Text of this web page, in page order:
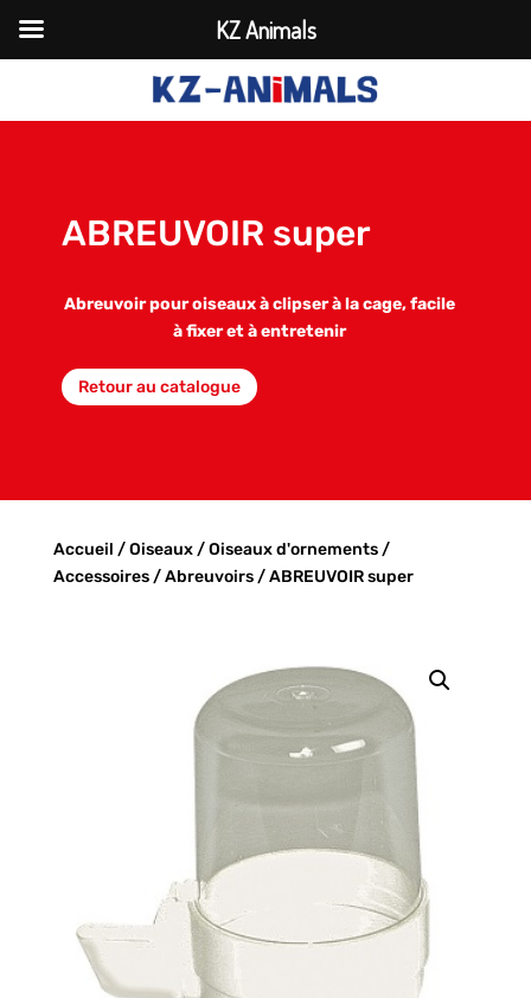
ABREUVOIR super
Abreuvoir pour oiseaux à clipser à la cage, facile
à fixer et à entretenir
Retour au catalogue
Accueil /Oiseaux/Oiseaux d'ornements/
Accessoires/Abreuvoirs/ ABREUVOIR super
KZ Animals